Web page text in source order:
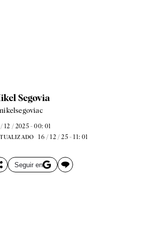
Segovia
12 / 2025 - 00: 01
16 / 12 / 25 - 11: 01
Seguir en